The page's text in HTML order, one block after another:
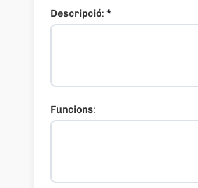
Descripció: *
Funcions: